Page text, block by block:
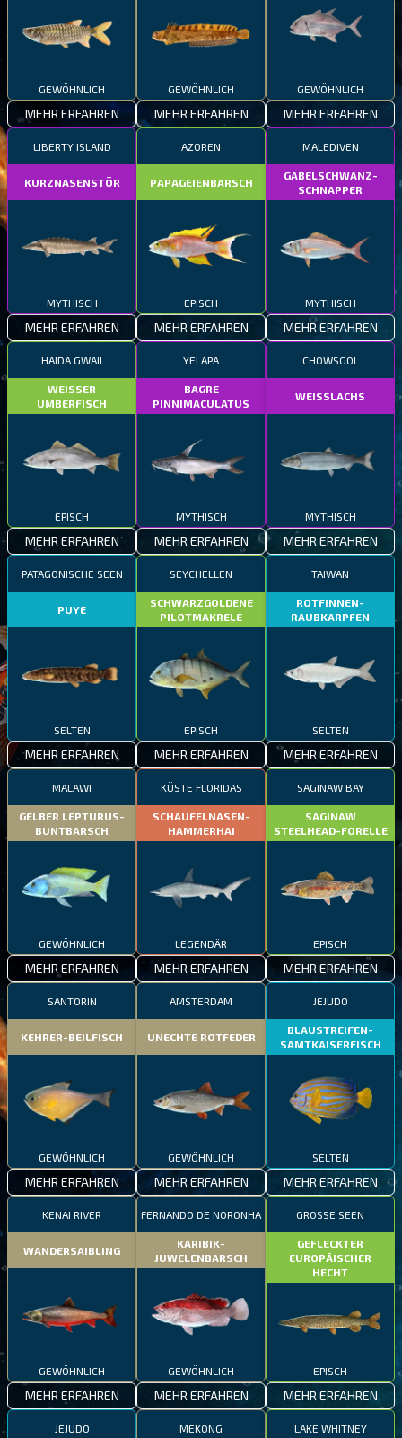
GEWÖHNLICH
MEHR ERFAHREN
GEWÖHNLICH
MEHR ERFAHREN
GEWÖHNLICH
MEHR ERFAHREN
LIBERTY ISLAND
KURZNASENSTÖR
MYTHISCH
MEHR ERFAHREN
AZOREN
PAPAGEIENBARSCH
EPISCH
MEHR ERFAHREN
MALEDIVEN
GABELSCHWANZ-
SCHNAPPER
MYTHISCH
MEHR ERFAHREN
HAIDA GWAII
WEISSER
UMBERFISCH
EPISCH
MEHR ERFAHREN
YELAPA
BAGRE
PINNIMACULATUS
MYTHISCH
MEHR ERFAHREN
CHÖWSGÖL
WEISSLACHS
MYTHISCH
MEHR ERFAHREN
PATAGONISCHE SEEN
PUYE
SELTEN
MEHR ERFAHREN
SEYCHELLEN
SCHWARZGOLDENE
PILOTMAKRELE
EPISCH
MEHR ERFAHREN
TAIWAN
ROTFINNEN-
RAUBKARPFEN
SELTEN
MEHR ERFAHREN
MALAWI
GELBER LEPTURUS-
BUNTBARSCH
GEWÖHNLICH
MEHR ERFAHREN
KÜSTE FLORIDAS
SCHAUFELNASEN-
HAMMERHAI
LEGENDÄR
MEHR ERFAHREN
SAGINAW BAY
SAGINAW
STEELHEAD-FORELLE
EPISCH
MEHR ERFAHREN
SANTORIN
KEHRER-BEILFISCH
GEWÖHNLICH
MEHR ERFAHREN
AMSTERDAM
UNECHTE ROTFEDER
GEWÖHNLICH
MEHR ERFAHREN
JEJUDO
BLAUSTREIFEN-
SAMTKAISERFISCH
SELTEN
MEHR ERFAHREN
KENAI RIVER
WANDERSAIBLING
GEWÖHNLICH
MEHR ERFAHREN
FERNANDO DE NORONHA
KARIBIK-
JUWELENBARSCH
GEWÖHNLICH
MEHR ERFAHREN
GROSSE SEEN
GEFLECKTER
EUROPÄISCHER
HECHT
EPISCH
MEHR ERFAHREN
JEJUDO MEKONG LAKE WHITNEY